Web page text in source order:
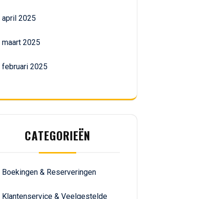
april 2025
maart 2025
februari 2025
CATEGORIEËN
Boekingen & Reserveringen
Klantenservice & Veelgestelde